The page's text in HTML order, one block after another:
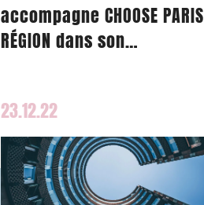
accompagne CHOOSE PARIS
RÉGION dans son
Tourisme.
23.12.22